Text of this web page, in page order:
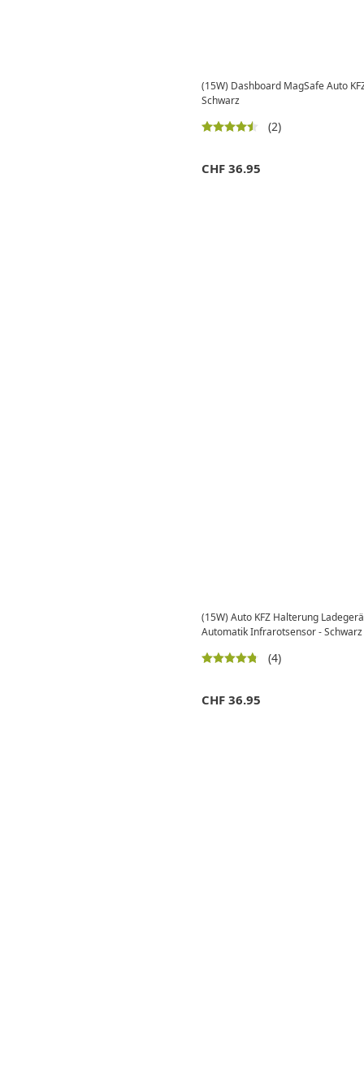
(15W) Dashboard MagSafe Auto
Schwarz
(2)
CHF 36.95
(15W) Auto KFZ Halterung
Automatik Infrarotsensor - Schwarz
(4)
CHF 36.95